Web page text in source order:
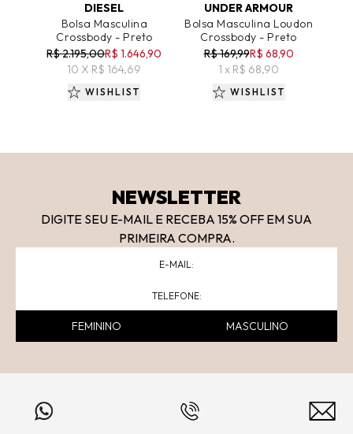
DIESEL
Bolsa Masculina
Crossbody - Preto
R$ 2.195,00R$ 1.646,90
10 X R$ 164,69
WISHLIST
UNDER ARMOUR
Bolsa Masculina Loudon
Crossbody - Preto
R$ 169,99R$ 68,90
1 x R$ 68,90
WISHLIST
NEWSLETTER
DIGITE SEU E-MAIL E RECEBA 15% OFF EM SUA
PRIMEIRA COMPRA.
FEMININO MASCULINO